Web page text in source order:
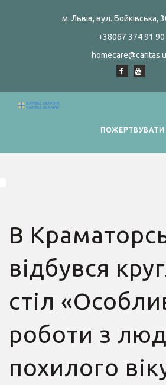
м. Львів, вул. Бойківська,
+38067 374 91 90
ПОЖЕРТВУВАТИ
В
відбувся
стіл
роботи з
похилого